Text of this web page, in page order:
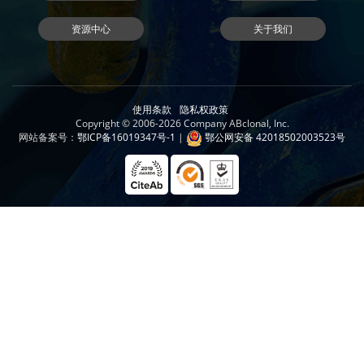
资源中心 关于我们
使用条款
隐私权政策
Copyright © 2006-2026 Company ABclonal, Inc.
网站备案号： 鄂ICP备16019347号-1 | 鄂公网安备 42018502003523号